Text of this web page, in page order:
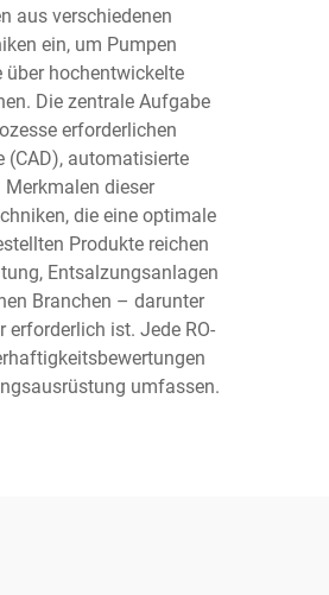
aus verschiedenen
ein, um Pumpen
hochentwickelte
Die zentrale Aufgabe
erforderlichen
(CAD), automatisierte
dieser
die eine optimale
Produkte reichen
Entsalzungsanlagen
Branchen – darunter
ist. Jede RO-
umfassen.